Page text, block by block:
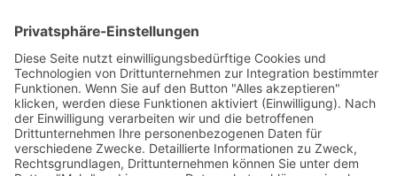
Broschüren-Kalender und wenn Sie möchten,
auch als Poster-Kalender. Hier geht es direkt zu
allen Engel-Kalendern, beziehungsweise zu
allen Schutzengel-Kalendern: mit einem Klick
Ende der Anzeige